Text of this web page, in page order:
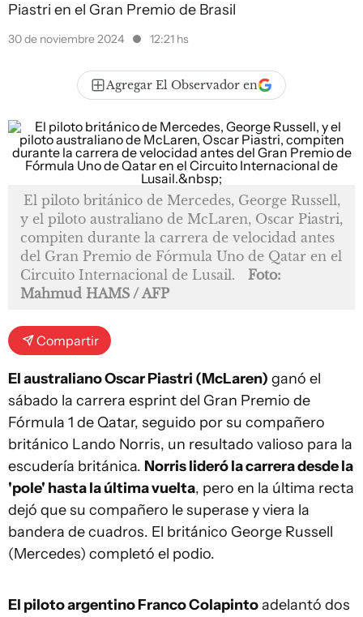
Piastri en el Gran Premio de Brasil
30 de noviembre 2024 12:21 hs
Agregar El Observador en
El piloto británico de Mercedes, George Russell,
y el piloto australiano de McLaren, Oscar Piastri,
compiten durante la carrera de velocidad antes
del Gran Premio de Fórmula Uno de Qatar en el
Circuito Internacional de Lusail.
Foto:
Mahmud HAMS / AFP
Compartir
El australiano Oscar Piastri (McLaren) ganó el
sábado la carrera esprint del Gran Premio de
Fórmula 1 de Qatar, seguido por su compañero
británico Lando Norris, un resultado valioso para la
escudería británica. Norris lideró la carrera desde la
'pole' hasta la última vuelta, pero en la última recta
dejó que su compañero le superase y viera la
bandera de cuadros. El británico George Russell
(Mercedes) completó el podio.
El piloto argentino Franco Colapintoadelantó dos